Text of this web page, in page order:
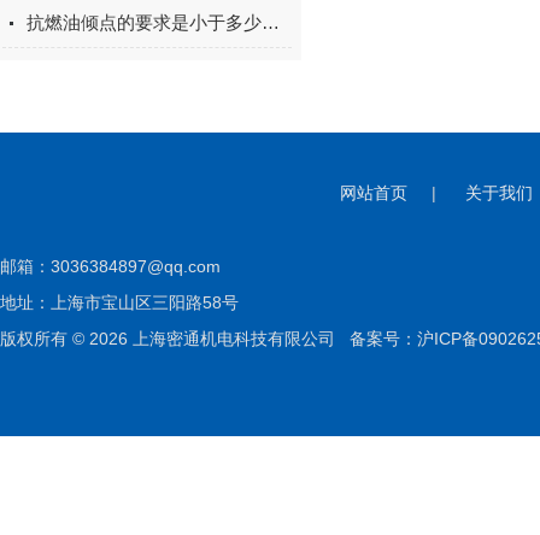
抗燃油倾点的要求是小于多少度？
网站首页 | 关于我们
邮箱： 3036384897@qq.com
地址：上海市宝山区三阳路58号
版权所有 © 2026 上海密通机电科技有限公司 备案号：沪ICP备